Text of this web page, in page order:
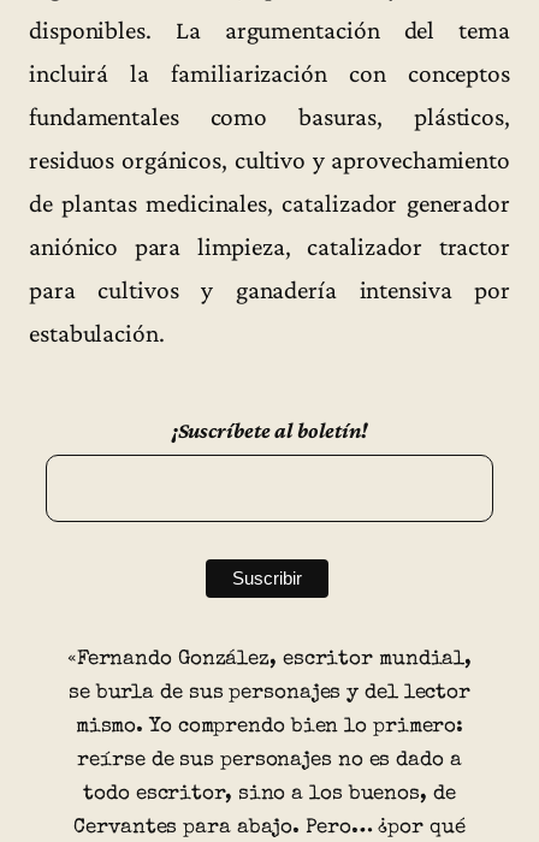
disponibles. La argumentación del tema
incluirá la familiarización con conceptos
fundamentales como basuras, plásticos,
residuos orgánicos, cultivo y aprovechamiento
de plantas medicinales, catalizador generador
aniónico para limpieza, catalizador tractor
para cultivos y ganadería intensiva por
estabulación.
¡Suscríbete al boletín!
«Fernando González, escritor mundial,
se burla de sus personajes y del lector
mismo. Yo comprendo bien lo primero:
reírse de sus personajes no es dado a
todo escritor, sino a los buenos, de
Cervantes para abajo. Pero… ¿por qué